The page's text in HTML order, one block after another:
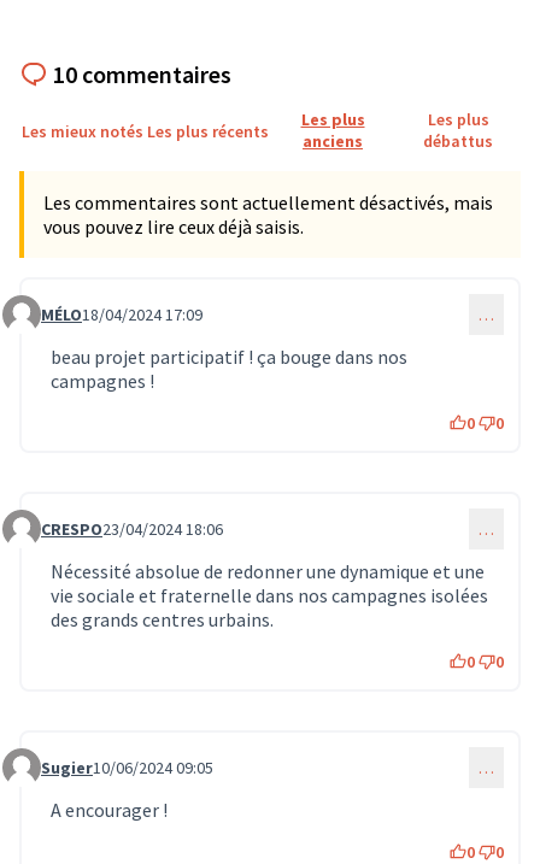
10 commentaires
Les mieux notés Les plus récents
Les plus
anciens
Les plus
débattus
Les commentaires sont actuellement désactivés, mais
vous pouvez lire ceux déjà saisis.
Commentaire 544
MÉLO18/04/2024 17:09 …
beau projet participatif ! ça bouge dans nos
campagnes !
0 0
Commentaire 545
CRESPO23/04/2024 18:06 …
Nécessité absolue de redonner une dynamique et une
vie sociale et fraternelle dans nos campagnes isolées
des grands centres urbains.
0 0
Commentaire 569
Sugier10/06/2024 09:05 …
A encourager !
0 0